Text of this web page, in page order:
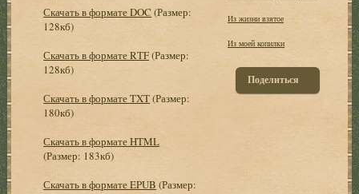
Скачать в формате DOC (Размер:
128кб)
Скачать в формате RTF(Размер:
128кб)
Скачать в формате TXT(Размер:
180кб)
Скачать в формате HTML
(Размер: 183кб)
Скачать в формате EPUB (Размер:
Из жизни взятое
Из моей копилки
Поделиться